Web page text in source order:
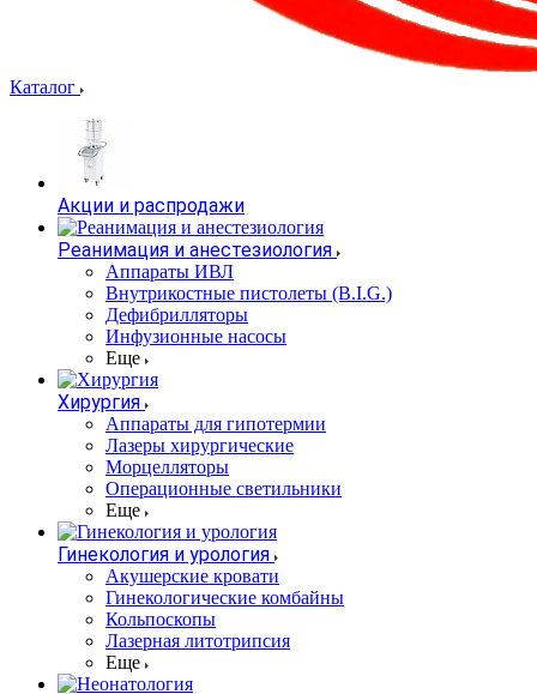
Каталог
Акции и распродажи
Реанимация и анестезиология
Аппараты ИВЛ
Внутрикостные пистолеты (B.I.G.)
Дефибрилляторы
Инфузионные насосы
Еще
Хирургия
Аппараты для гипотермии
Лазеры хирургические
Морцелляторы
Операционные светильники
Еще
Гинекология и урология
Акушерские кровати
Гинекологические комбайны
Кольпоскопы
Лазерная литотрипсия
Еще